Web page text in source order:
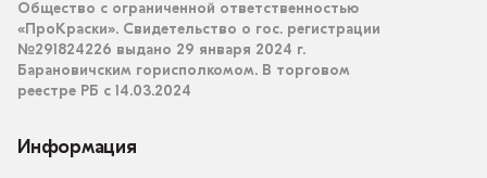
Общество с ограниченной ответственностью
«ПроКраски». Свидетельство о гос. регистрации
№291824226 выдано 29 января 2024 г.
Барановичским горисполкомом. В торговом
реестре РБ с 14.03.2024
Информация